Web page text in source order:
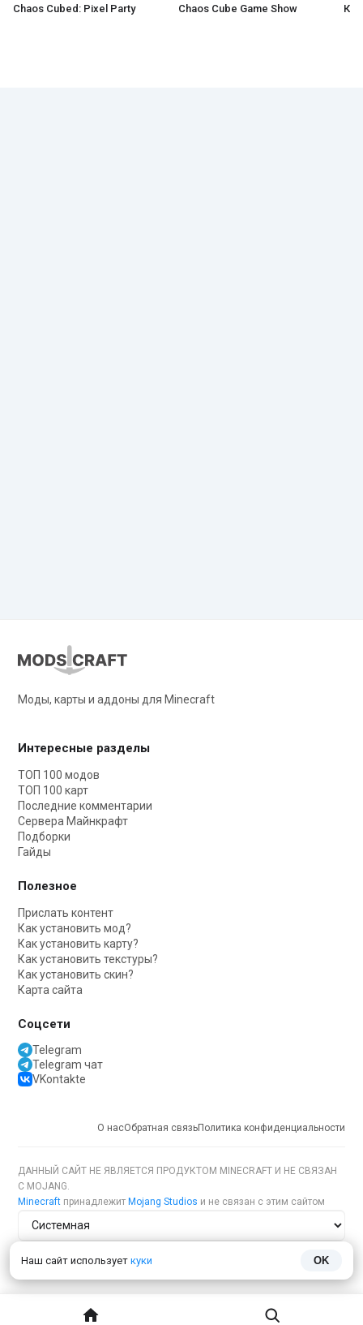
Chaos Cubed: Pixel Party Chaos Cube Game Show
Наш сайт использует куки OK
Моды, карты и аддоны для Minecraft
Интересные разделы
ТОП 100 модов
ТОП 100 карт
Последние комментарии
Сервера Майнкрафт
Подборки
Гайды
Полезное
Прислать контент
Как установить мод?
Как установить карту?
Как установить текстуры?
Как установить скин?
Карта сайта
Соцсети
Telegram
Telegram чат
VKontakte
О насОбратная связьПолитика конфиденциальности
ДАННЫЙ САЙТ НЕ ЯВЛЯЕТСЯ ПРОДУКТОМ MINECRAFT И НЕ СВЯЗАН
С MOJANG.
Minecraft принадлежит Mojang Studios и не связан с этим сайтом
Тема сайта
Язык сайта